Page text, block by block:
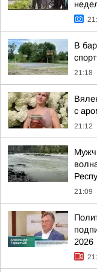
В
21:18
с
21:12
21:09
2026